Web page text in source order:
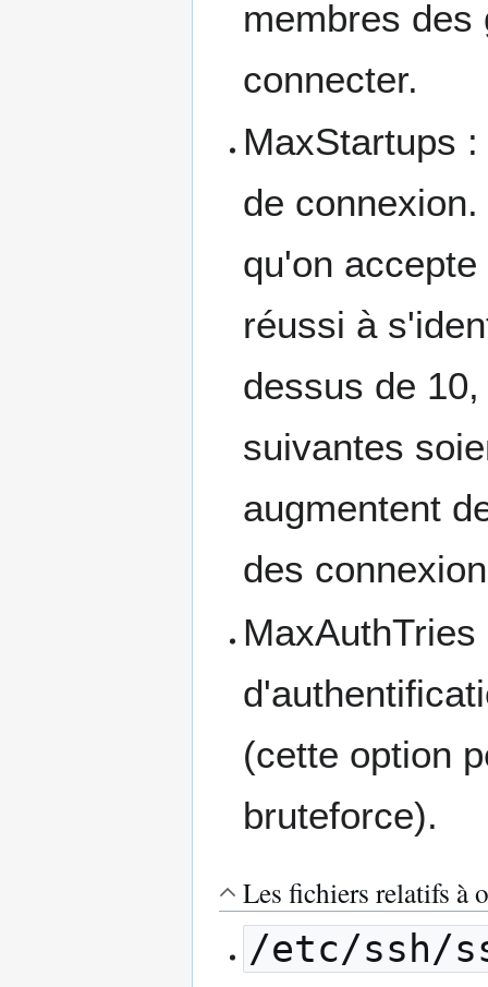
membres
connecter.
MaxStartups
de
qu'on
réussi à
dessus de
suivantes
augmentent
des
(cette option
bruteforce).
Les fichiers relatifs à
/etc/ssh/